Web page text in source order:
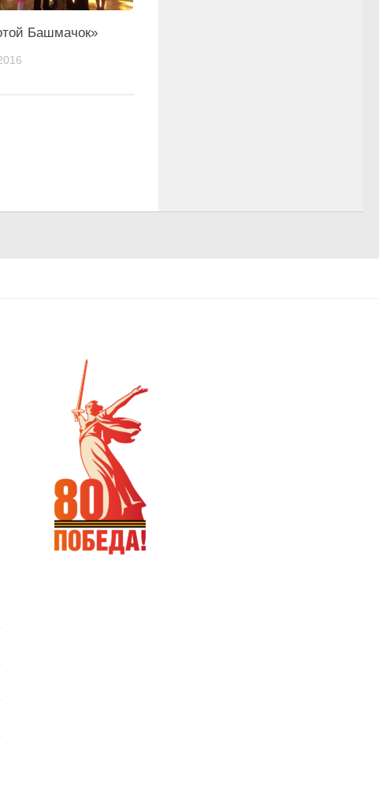
Башмачок»